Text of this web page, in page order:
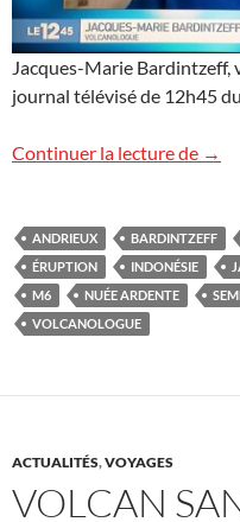
Jacques-Marie
journal télévisé de 12h45
Continuer la lecture de →
ANDRIEUX BARDINTZEFF
ÉRUPTION
INDONÉSIE
M6
NUÉE ARDENTE
VOLCANOLOGUE
ACTUALITÉS,VOYAGES
VOLCAN